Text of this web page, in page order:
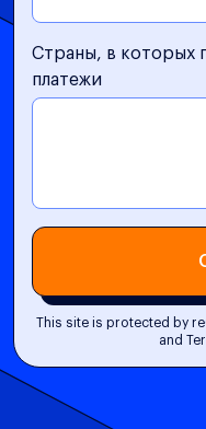
Страны, в которых
платежи
This site is protected by
and